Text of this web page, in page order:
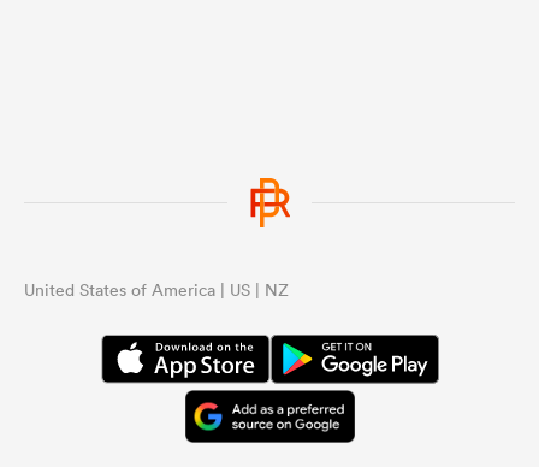
United States of America | US | NZ